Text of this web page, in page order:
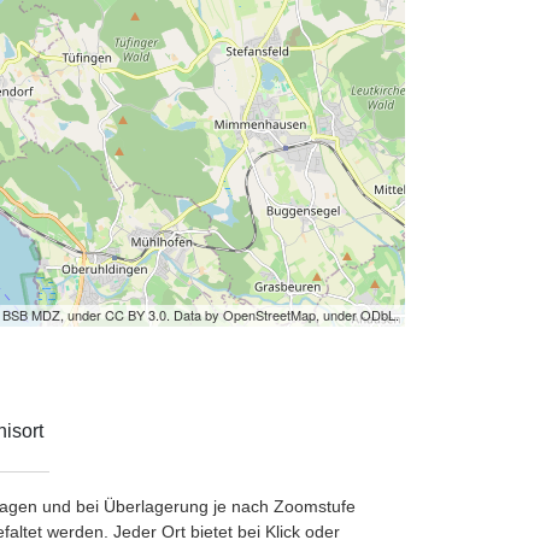
MDZ, under CC BY 3.0. Data by OpenStreetMap, under ODbL.
und bei Überlagerung je nach Zoomstufe
werden. Jeder Ort bietet bei Klick oder